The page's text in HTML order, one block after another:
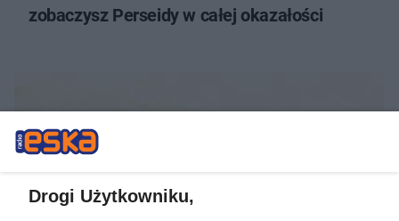
zobaczysz Perseidy w całej okazałości
Drogi Użytkowniku,